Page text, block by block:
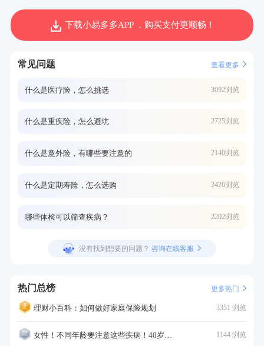
下载小易多多APP ，购买支付更顺畅！
常见问题 查看更多
什么是医疗险，怎么挑选 3092浏览
什么是重疾险，怎么避坑 2725浏览
什么是意外险，有哪些要注意的 2140浏览
什么是定期寿险，怎么选购 2426浏览
哪些体检可以筛查疾病？ 2202浏览
没有找到想要的问题？ 咨询在线客服
热门总榜 更多热门
理财小百科：如何做好家庭保险规划 3351 浏览
女性！不同年龄要注意这些疾病！40岁的这个疾病最需要注意！ 1144 浏览